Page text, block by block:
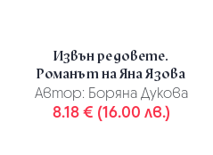
Извън редовете.
Романът на Яна Язова
Автор: Боряна Дукова
8.18 € (16.00 лв.)